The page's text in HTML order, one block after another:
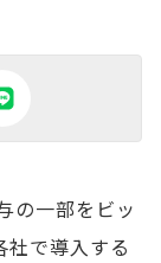
の一部をビッ
社で導入する